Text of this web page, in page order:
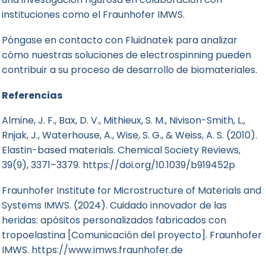
instituciones como el Fraunhofer IMWS.
Póngase en contacto con Fluidnatek para analizar
cómo nuestras soluciones de electrospinning pueden
contribuir a su proceso de desarrollo de biomateriales.
Referencias
Almine, J. F., Bax, D. V., Mithieux, S. M., Nivison-Smith, L.,
Rnjak, J., Waterhouse, A., Wise, S. G., & Weiss, A. S. (2010).
Elastin-based materials. Chemical Society Reviews,
39(9), 3371–3379. https://doi.org/10.1039/b919452p
Fraunhofer Institute for Microstructure of Materials and
Systems IMWS. (2024). Cuidado innovador de las
heridas: apósitos personalizados fabricados con
tropoelastina [Comunicación del proyecto]. Fraunhofer
IMWS. https://www.imws.fraunhofer.de